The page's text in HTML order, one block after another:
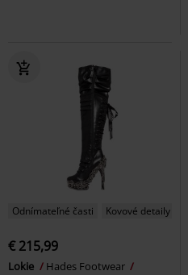
Odnímateľné časti Kovové detaily
€ 215,99
Lokie
Hades Footwear